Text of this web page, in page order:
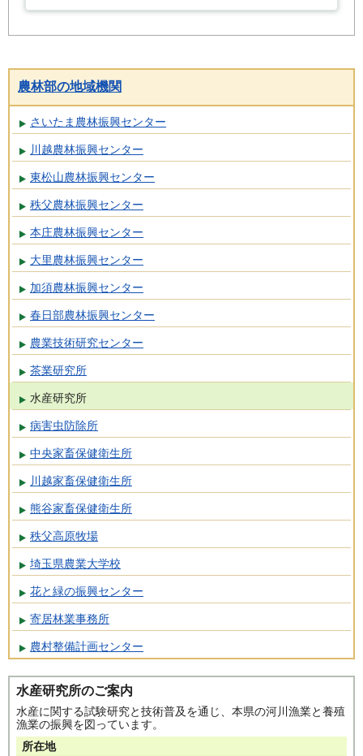
農林部の地域機関
さいたま農林振興センター
川越農林振興センター
東松山農林振興センター
秩父農林振興センター
本庄農林振興センター
大里農林振興センター
加須農林振興センター
春日部農林振興センター
農業技術研究センター
茶業研究所
水産研究所
病害虫防除所
中央家畜保健衛生所
川越家畜保健衛生所
熊谷家畜保健衛生所
秩父高原牧場
埼玉県農業大学校
花と緑の振興センター
寄居林業事務所
農村整備計画センター
水産研究所のご案内
水産に関する試験研究と技術普及を通じ、本県の河川漁業と養殖
漁業の振興を図っています。
所在地